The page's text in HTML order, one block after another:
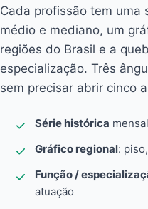
Cada profissão tem uma
médio e mediano, um
regiões do Brasil e a
especialização. Três
sem precisar abrir cinco
Série histórica
Gráfico regional:
Função /
atuação